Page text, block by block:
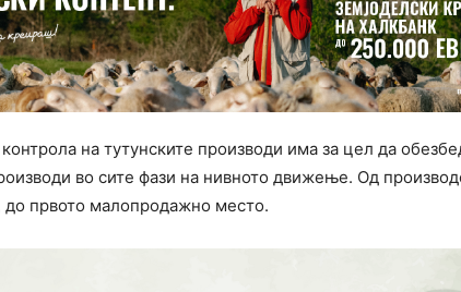
на тутунските производи има за цел да
во сите фази на нивното движење. Од
до првото малопродажно место.